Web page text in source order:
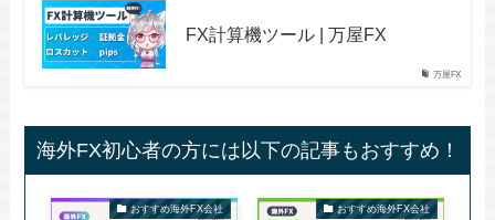
万屋FX
FX計算機ツール | 万屋FX
海外FX初心者の方には以下の記事もおすすめ！
おすすめ海外FX会社 おすすめ海外FX会社